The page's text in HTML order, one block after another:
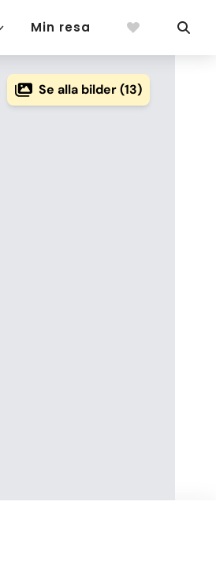
Min resa
Se alla bilder (13)